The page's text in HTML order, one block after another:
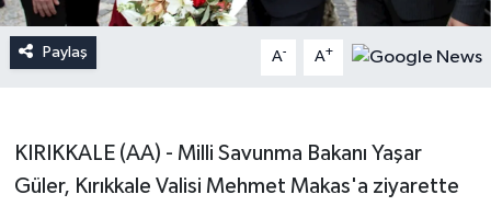
Paylaş A- A+
KIRIKKALE (AA) - Milli Savunma Bakanı Yaşar
Güler, Kırıkkale Valisi Mehmet Makas'a ziyarette